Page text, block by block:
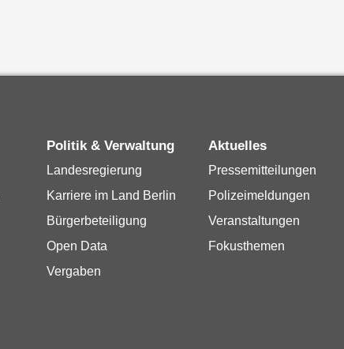
Politik & Verwaltung
Landesregierung
Karriere im Land Berlin
Bürgerbeteiligung
Open Data
Vergaben
Aktuelles
Pressemitteilungen
Polizeimeldungen
Veranstaltungen
Fokusthemen